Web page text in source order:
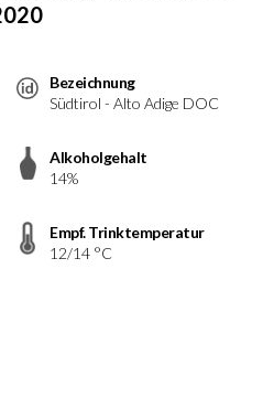
Bezeichnung
Südtirol - Alto Adige DOC
Alkoholgehalt
14%
Empf. Trinktemperatur
12/14 °C